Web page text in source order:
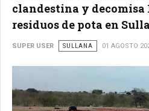
clandestina y decomisa
residuos de pota en
SUPER USER SULLANA 01 AGOSTO